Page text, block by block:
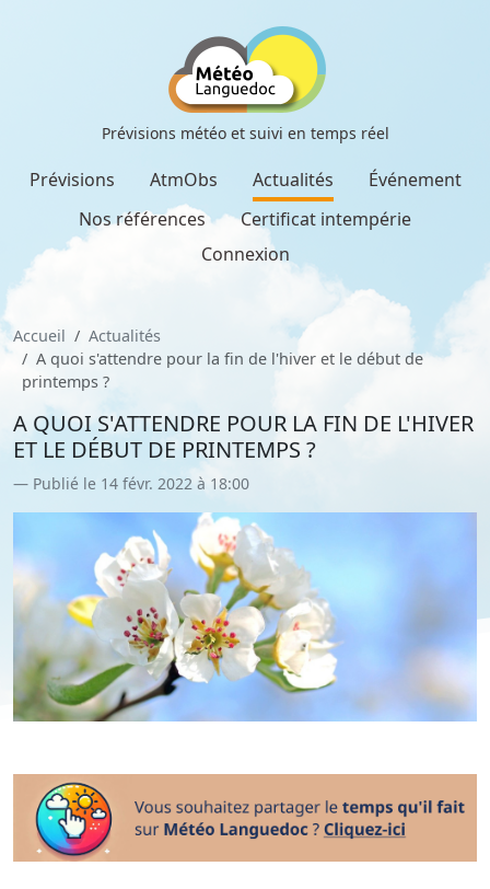
Prévisions météo et suivi en temps réel
Prévisions AtmObs Actualités
Événement
Nos références
Certificat intempérie
Connexion
Accueil
Actualités
A quoi s'attendre pour la fin de l'hiver et le début de
printemps ?
A QUOI S'ATTENDRE POUR LA FIN DE L'HIVER
ET LE DÉBUT DE PRINTEMPS ?
Publié le 14 févr. 2022 à 18:00